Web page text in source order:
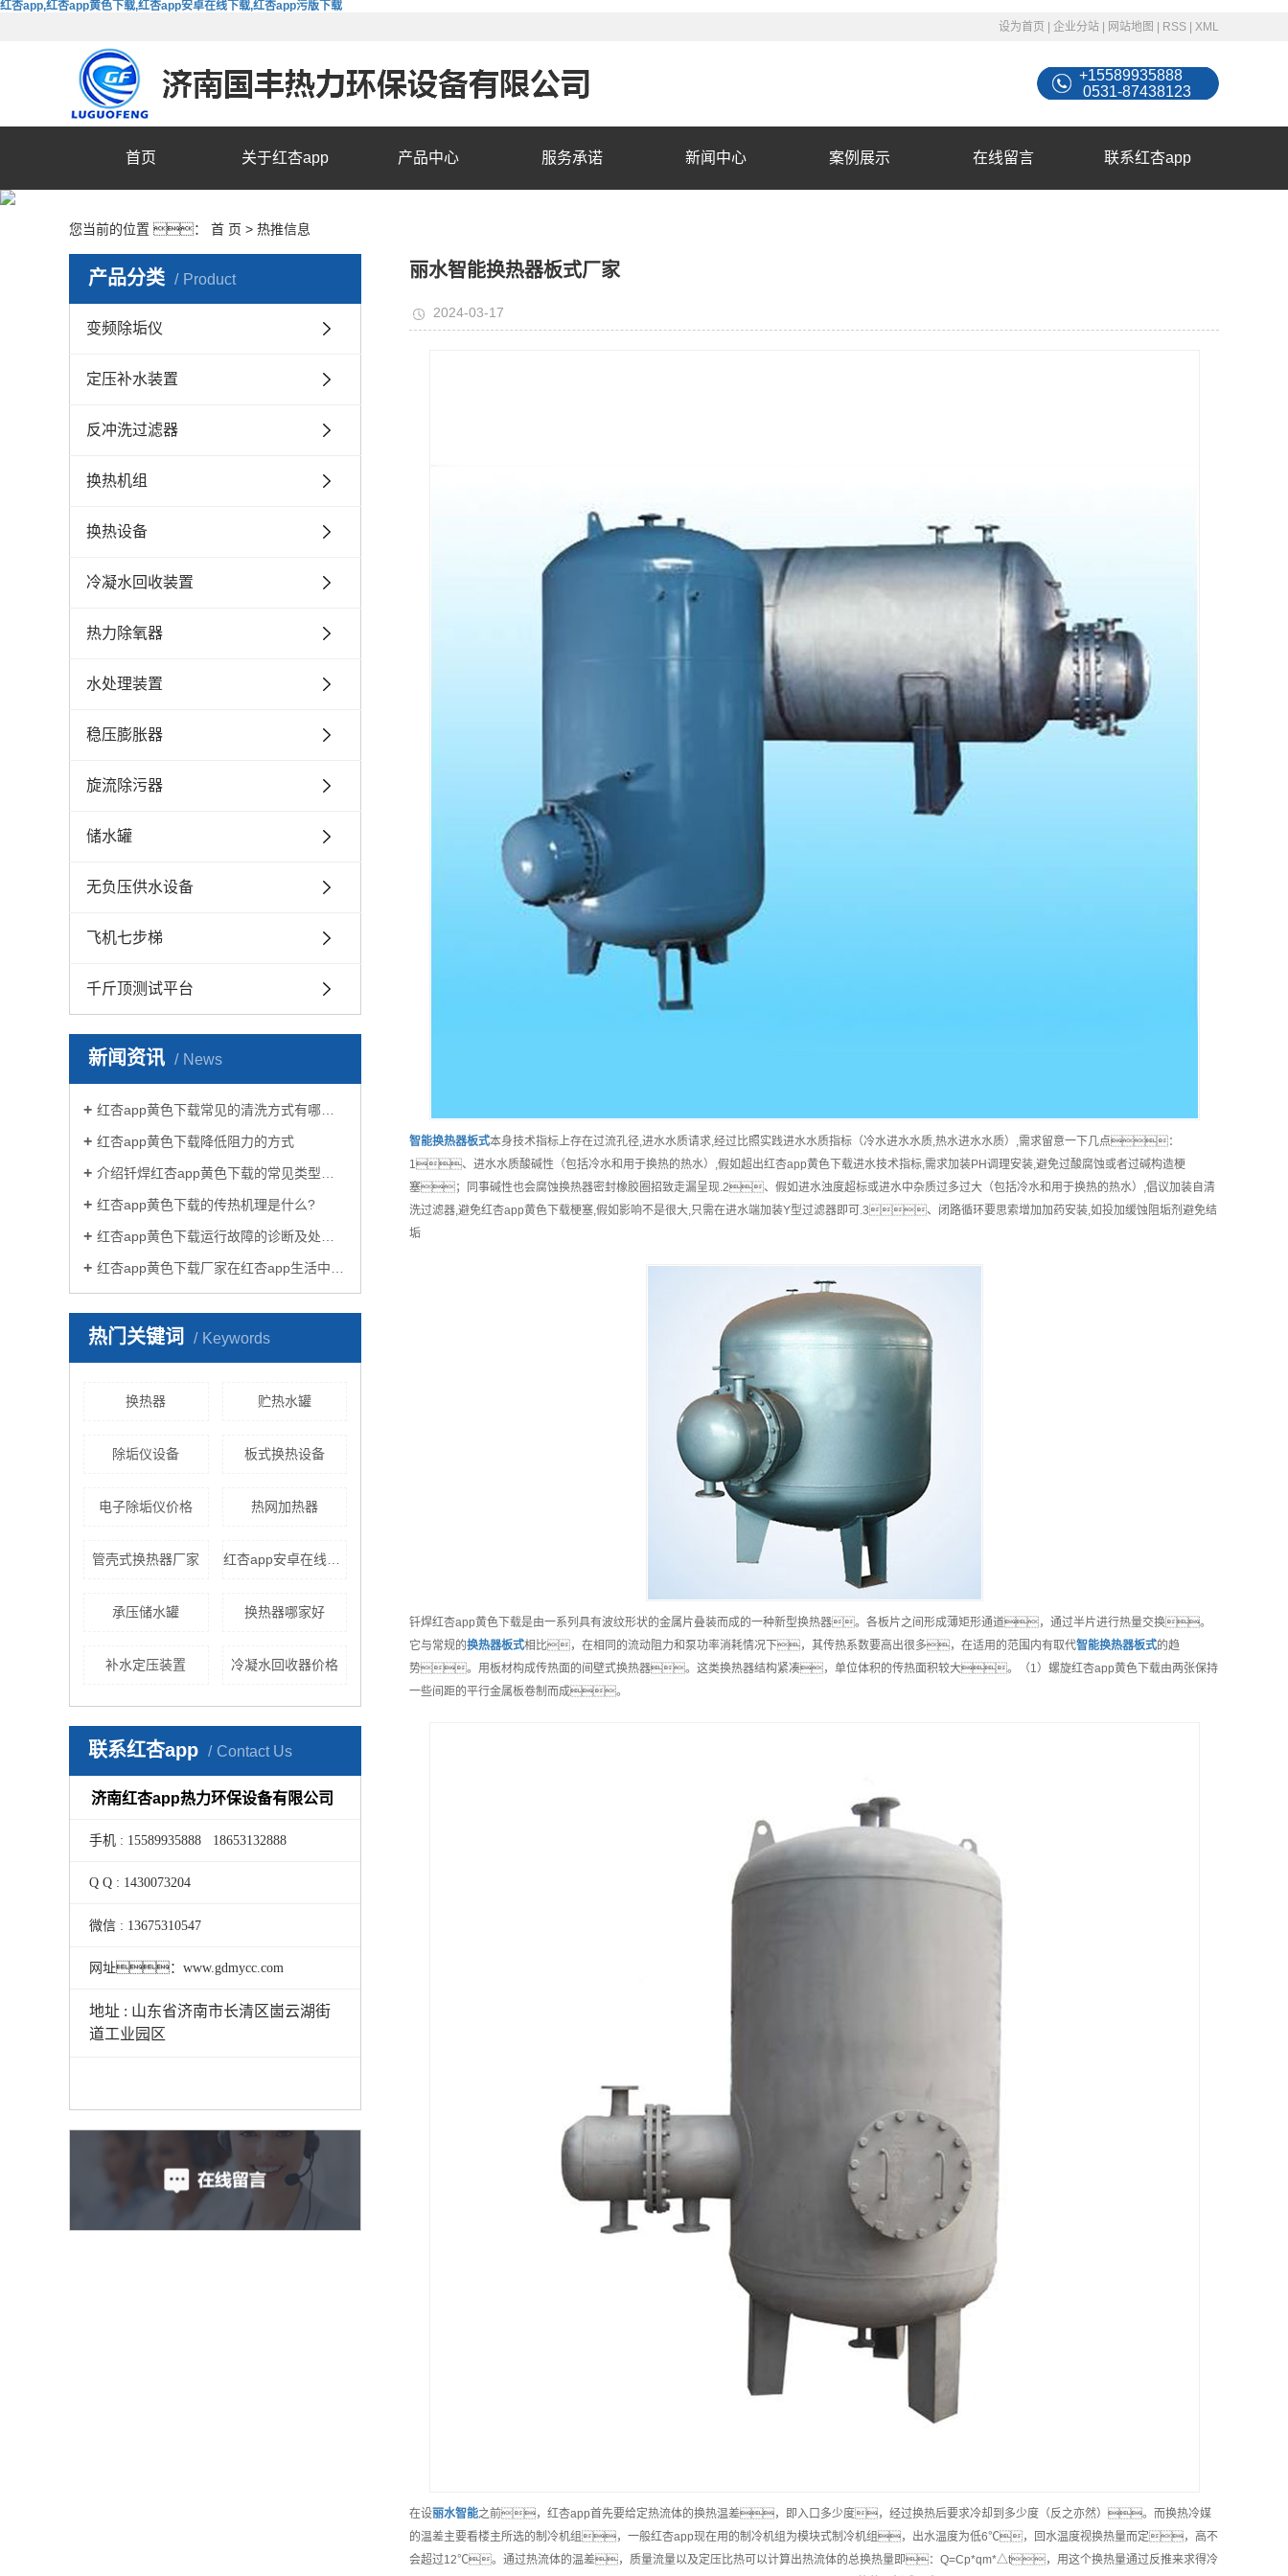
红杏app,红杏app黄色下载,红杏app安卓在线下载,红杏app污版下载
设为首页
企业分站 网站地图 RSS XML
+15589935888
0531-87438123
首页 关于红杏app 产品中心 服务承诺 新闻中心 案例展示 在线留言 联系红杏app
您当前的位置 ： 首 页 > 热推信息
产品分类 Product
变频除垢仪
定压补水装置
反冲洗过滤器
换热机组
换热设备
冷凝水回收装置
热力除氧器
水处理装置
稳压膨胀器
旋流除污器
储水罐
无负压供水设备
飞机七步梯
千斤顶测试平台
新闻资讯 News
红杏app黄色下载常见的清洗方式有哪些？
红杏app黄色下载降低阻力的方式
介绍钎焊红杏app黄色下载的常见类型有哪些
红杏app黄色下载的传热机理是什么?
红杏app黄色下载运行故障的诊断及处理方法
红杏app黄色下载厂家在红杏app生活中有哪些作用？
热门关键词 Keywords
换热器 贮热水罐
除垢仪设备 板式换热设备
电子除垢仪价格 热网加热器
管壳式换热器厂家
承压储水罐 换热器哪家好
补水定压装置 冷凝水回收器价格
联系红杏app Contact Us
济南红杏app热力环保设备有限公司
手机 : 15589935888 18653132888
Q Q : 1430073204
微信 : 13675310547
网址：www.gdmycc.com
地址 : 山东省济南市长清区崮云湖街
道工业园区
丽水智能换热器板式厂家
2024-03-17
智能换热器板式本身技术指标上存在过流孔径,进水水质请求,经过比照实践进水水质指标（冷水进水水质,热水进水水质）,需求留意一下几点：
1、进水水质酸碱性（包括冷水和用于换热的热水）,假如超出红杏app黄色下载进水技术指标,需求加装PH调理安装,避免过酸腐蚀或者过碱构造梗
塞；同事碱性也会腐蚀换热器密封橡胶圈招致走漏呈现.2、假如进水浊度超标或进水中杂质过多过大（包括冷水和用于换热的热水）,倡议加装自清
洗过滤器,避免红杏app黄色下载梗塞,假如影响不是很大,只需在进水端加装Y型过滤器即可.3、闭路循环要思索增加加药安装,如投加缓蚀阻垢剂避免结
垢
钎焊红杏app黄色下载是由一系列具有波纹形状的金属片叠装而成的一种新型换热器。各板片之间形成薄矩形通道，通过半片进行热量交换。
它与常规的换热器板式相比，在相同的流动阻力和泵功率消耗情况下，其传热系数要高出很多，在适用的范围内有取代智能换热器板式的趋
势。用板材构成传热面的间壁式换热器。这类换热器结构紧凑，单位体积的传热面积较大。（1）螺旋红杏app黄色下载由两张保持
一些间距的平行金属板卷制而成。
在设丽水智能之前，红杏app首先要给定热流体的换热温差，即入口多少度，经过换热后要求冷却到多少度（反之亦然）。而换热冷媒
的温差主要看楼主所选的制冷机组，一般红杏app现在用的制冷机组为模块式制冷机组，出水温度为低6℃，回水温度视换热量而定，高不
会超过12℃。通过热流体的温差，质量流量以及定压比热可以计算出热流体的总换热量即：Q=Cp*qm*△t，用这个换热量通过反推来求得冷